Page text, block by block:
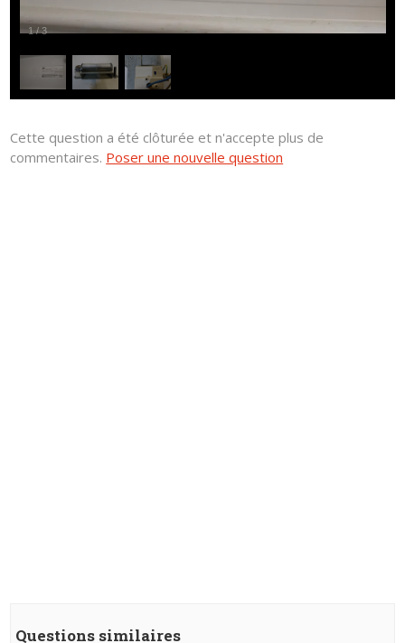
1 /3
Cette question a été clôturée et n'accepte plus de
commentaires. Poser une nouvelle question
Questions similaires